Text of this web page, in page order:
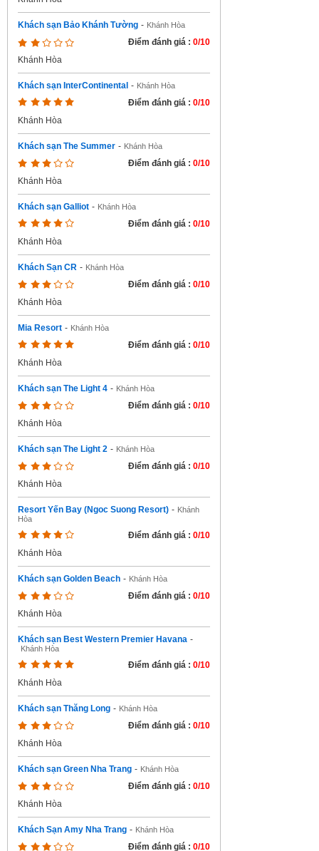
Khách sạn Bảo Khánh Tường - Khánh Hòa
Điểm đánh giá : 0/10
Khánh Hòa
Khách sạn InterContinental - Khánh Hòa
Điểm đánh giá : 0/10
Khánh Hòa
Khách sạn The Summer - Khánh Hòa
Điểm đánh giá : 0/10
Khánh Hòa
Khách sạn Galliot - Khánh Hòa
Điểm đánh giá : 0/10
Khánh Hòa
Khách Sạn CR - Khánh Hòa
Điểm đánh giá : 0/10
Khánh Hòa
Mia Resort - Khánh Hòa
Điểm đánh giá : 0/10
Khánh Hòa
Khách sạn The Light 4 - Khánh Hòa
Điểm đánh giá : 0/10
Khánh Hòa
Khách sạn The Light 2 - Khánh Hòa
Điểm đánh giá : 0/10
Khánh Hòa
Resort Yến Bay (Ngoc Suong Resort) - Khánh
Hòa
Điểm đánh giá : 0/10
Khánh Hòa
Khách sạn Golden Beach - Khánh Hòa
Điểm đánh giá : 0/10
Khánh Hòa
Khách sạn Best Western Premier Havana -
Khánh Hòa
Điểm đánh giá : 0/10
Khánh Hòa
Khách sạn Thăng Long - Khánh Hòa
Điểm đánh giá : 0/10
Khánh Hòa
Khách sạn Green Nha Trang - Khánh Hòa
Điểm đánh giá : 0/10
Khánh Hòa
Khách Sạn Amy Nha Trang - Khánh Hòa
Điểm đánh giá : 0/10